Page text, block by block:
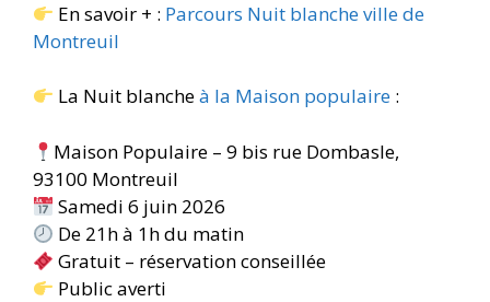
En savoir + : Parcours Nuit blanche ville de
Montreuil
La Nuit blancheà la Maison populaire :
Maison Populaire – 9 bis rue Dombasle,
93100 Montreuil
Samedi 6 juin 2026
De 21h à 1h du matin
Gratuit – réservation conseillée
Public averti